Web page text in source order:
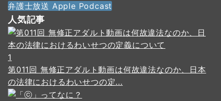
弁護士放送 Apple Podcast
人気記事
1
第011回 無修正アダルト動画は何故違法なのか、日本
の法律におけるわいせつの定...